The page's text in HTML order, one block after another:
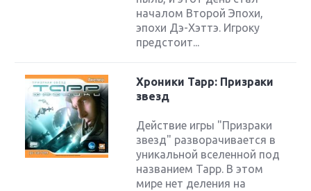
началом Второй Эпохи,
эпохи Дэ-Хэттэ. Игроку
предстоит...
Хроники Тарр: Призраки
звезд
Действие игры "Призраки
звезд" разворачивается в
уникальной вселенной под
названием Тарр. В этом
мире нет деления на